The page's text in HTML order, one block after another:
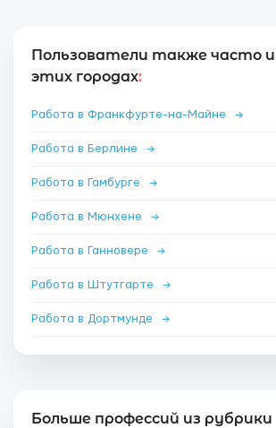
Пользователи также часто
этих городах:
Работа в Франкфурте-на-Майне →
Работа в Берлине →
Работа в Гамбурге →
Работа в Мюнхене →
Работа в Ганновере →
Работа в Штутгарте →
Работа в Дортмунде →
Больше профессий из рубрики